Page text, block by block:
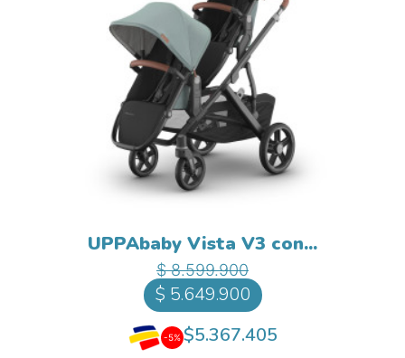
UPPAbaby Vista V3 con...
Precio base
$ 8.599.900
$ 5.649.900
-5% $5.367.405